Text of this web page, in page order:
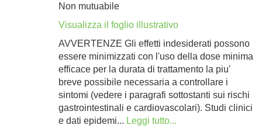
Non mutuabile
Visualizza il foglio illustrativo
AVVERTENZE Gli effetti indesiderati possono
essere minimizzati con l'uso della dose minima
efficace per la durata di trattamento la piu'
breve possibile necessaria a controllare i
sintomi (vedere i paragrafi sottostanti sui rischi
gastrointestinali e cardiovascolari). Studi clinici
e dati epidemi... Leggi tutto...